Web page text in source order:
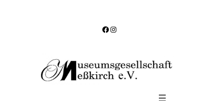
Facebook
Instagram